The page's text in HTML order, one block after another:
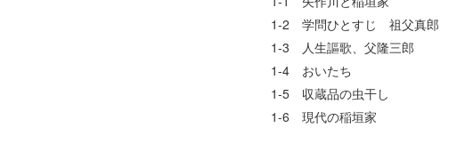
1-2 学問ひとすじ 祖父真郎
1-3 人生謳歌、父隆三郎
1-4 おいたち
1-5 収蔵品の虫干し
1-6 現代の稲垣家